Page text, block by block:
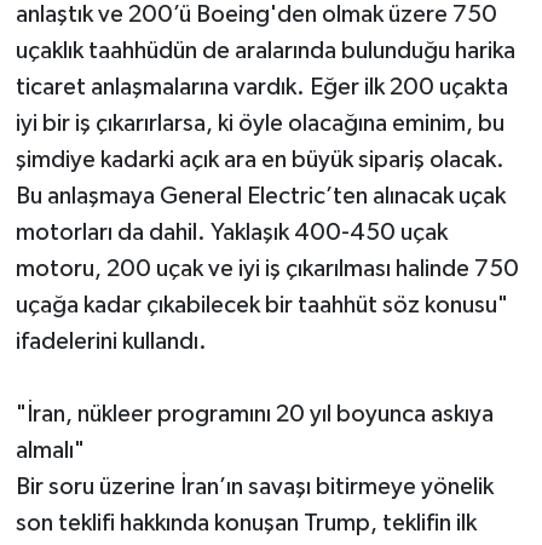
anlaştık ve 200’ü Boeing'den olmak üzere 750
uçaklık taahhüdün de aralarında bulunduğu harika
ticaret anlaşmalarına vardık. Eğer ilk 200 uçakta
iyi bir iş çıkarırlarsa, ki öyle olacağına eminim, bu
şimdiye kadarki açık ara en büyük sipariş olacak.
Bu anlaşmaya General Electric’ten alınacak uçak
motorları da dahil. Yaklaşık 400-450 uçak
motoru, 200 uçak ve iyi iş çıkarılması halinde 750
uçağa kadar çıkabilecek bir taahhüt söz konusu"
ifadelerini kullandı.
"İran, nükleer programını 20 yıl boyunca askıya
almalı"
Bir soru üzerine İran’ın savaşı bitirmeye yönelik
son teklifi hakkında konuşan Trump, teklifin ilk